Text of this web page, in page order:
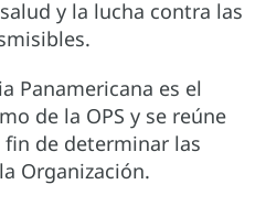
y la lucha contra las
Panamericana es el
de la OPS y se reúne
fin de determinar las
Organización.